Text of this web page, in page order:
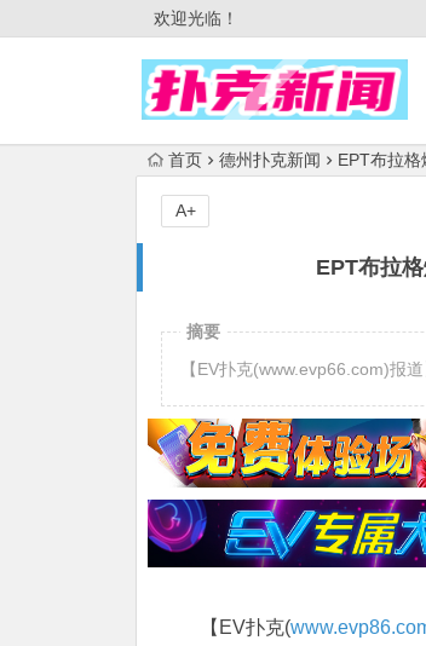
欢迎光临！
首页 德州扑克新闻 EPT布拉
EPT布拉
A+
摘要
【EV扑克(www.evp66.com)报
【EV扑克(